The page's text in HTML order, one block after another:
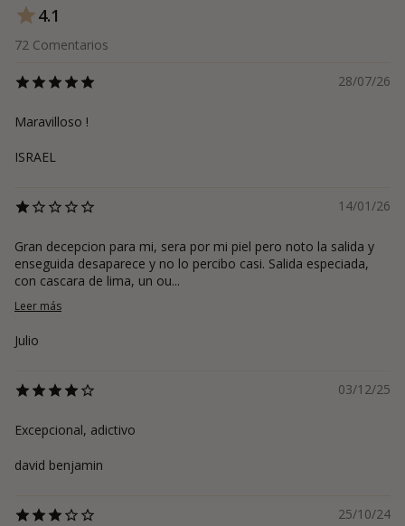
4.1
72 Comentarios
28/07/26
Maravilloso !
ISRAEL
14/01/26
Gran decepcion para mi, sera por mi piel pero noto la salida y
enseguida desaparece y no lo percibo casi. Salida especiada,
con cascara de lima, un ou...
Leer más
Julio
03/12/25
Excepcional, adictivo
david benjamin
25/10/24